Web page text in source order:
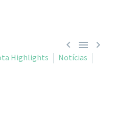
  
Highlights
Notícias